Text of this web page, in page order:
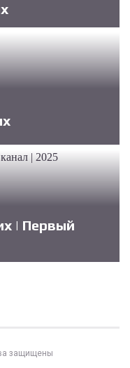
| Первый
защищены